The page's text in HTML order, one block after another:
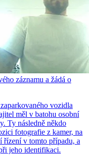
záznamu a žádá o
vozidla
měl v batohu osobní
Ty následně někdo
fotografie z kamer, na
řízení v tomto případu, a
jeho identifikaci.